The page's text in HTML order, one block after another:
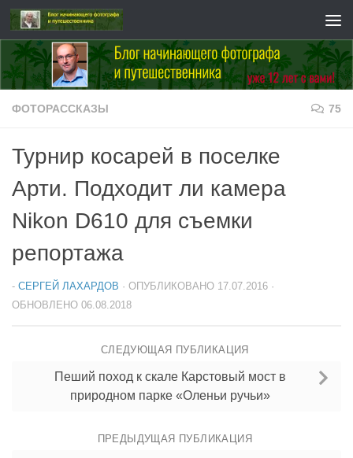
Перейти к содержимому
ФОТОРАССКАЗЫ 75
Турнир косарей в поселке
Арти. Подходит ли камера
Nikon D610 для съемки
репортажа
- СЕРГЕЙ ЛАХАРДОВ · ОПУБЛИКОВАНО 17.07.2016 ·
ОБНОВЛЕНО 06.08.2018
СЛЕДУЮЩАЯ ПУБЛИКАЦИЯ
Пеший поход к скале Карстовый мост в
природном парке «Оленьи ручьи»
ПРЕДЫДУЩАЯ ПУБЛИКАЦИЯ